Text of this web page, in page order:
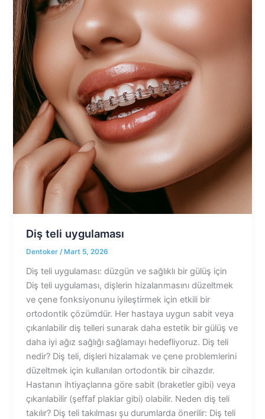
Diş teli uygulaması
Dentoker/Mart 5, 2026
Diş teli uygulaması: düzgün ve sağlıklı bir gülüş için
Diş teli uygulaması, dişlerin hizalanmasını düzeltmek
ve çene fonksiyonunu iyileştirmek için etkili bir
ortodontik çözümdür. Her hastaya uygun sabit veya
çıkarılabilir diş telleri sunarak daha estetik bir gülüş ve
daha iyi ağız sağlığı sağlamayı hedefliyoruz. Diş teli
nedir? Diş teli, dişleri hizalamak ve çene problemlerini
düzeltmek için kullanılan ortodontik bir cihazdır.
Hastanın ihtiyaçlarına göre sabit (braketler gibi) veya
çıkarılabilir (şeffaf plaklar gibi) olabilir. Neden diş teli
takılır? Diş teli takılması şu durumlarda önerilir: Diş teli